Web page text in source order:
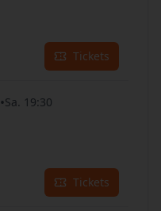
Tickets
•Sa. 19:30
Tickets